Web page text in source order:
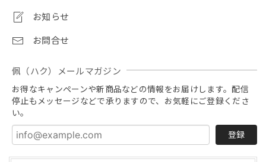
お知らせ
お問合せ
佩（ハク）メールマガジン
お得なキャンペーンや新商品などの情報をお届けします。配信
停止もメッセージなどで承りますので、お気軽にご登録くださ
い。
登録
一同大変嬉しく励みになります。 連日厳しい暑
愛いただき、おでかけの際にお役に立てれば幸
2026/07/21
商品について 総合～とても満足 ・キジトラの子猫の刺繍～